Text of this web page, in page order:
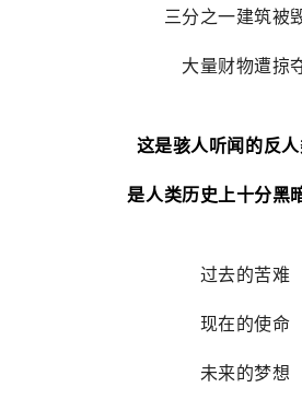
三分之一建筑被
大量财物遭掠
这是骇人听闻的反
是人类历史上十分黑
过去的苦难
现在的使命
未来的梦想